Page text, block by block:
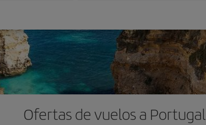
Ofertas de vuelos a Portugal